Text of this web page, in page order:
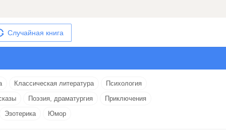
Случайная книга
Классическая литература
Психология
Поэзия, драматургия
Приключения
Эзотерика
Юмор